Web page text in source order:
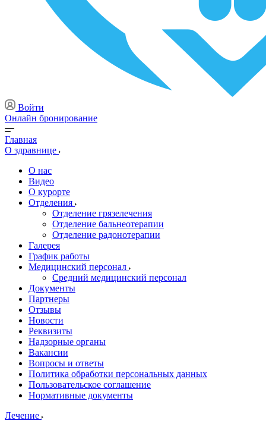
Войти
Онлайн бронирование
Главная
О здравнице
О нас
Видео
О курорте
Отделения
Отделение грязелечения
Отделение бальнеотерапии
Отделение радонотерапии
Галерея
График работы
Медицинский персонал
Средний медицинский персонал
Документы
Партнеры
Отзывы
Новости
Реквизиты
Надзорные органы
Вакансии
Вопросы и ответы
Политика обработки персональных данных
Пользовательское соглашение
Нормативные документы
Лечение